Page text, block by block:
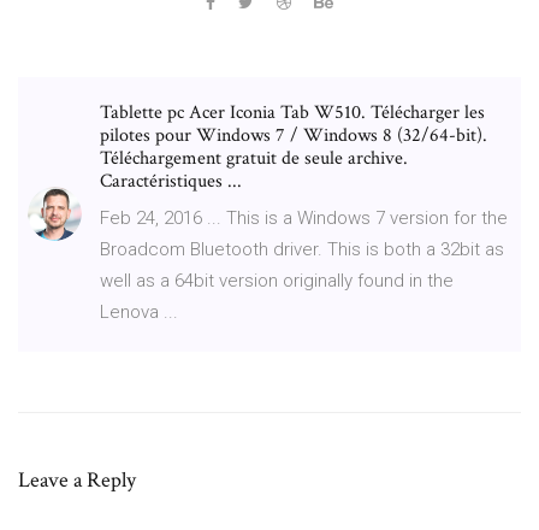
Tablette pc Acer Iconia Tab W510. Télécharger les
pilotes pour Windows 7 / Windows 8 (32/64-bit).
Téléchargement gratuit de seule archive.
Caractéristiques ...
Feb 24, 2016 ... This is a Windows 7 version for the
Broadcom Bluetooth driver. This is both a 32bit as
well as a 64bit version originally found in the
Lenova ...
Leave a Reply